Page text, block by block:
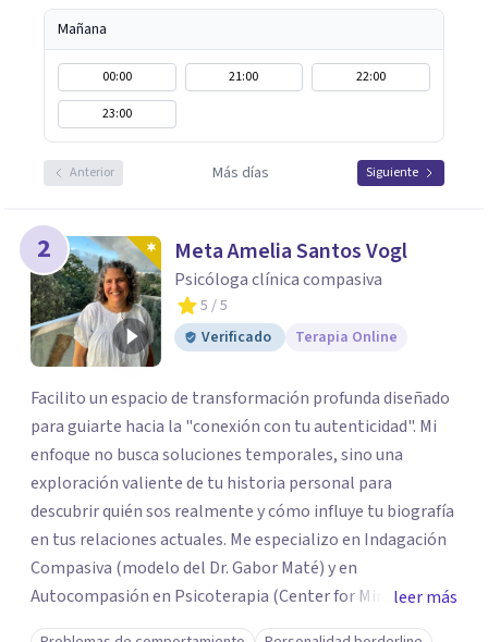
Mañana
00:00 21:00
22:00
23:00
Anterior Más días Siguiente
2 Meta Amelia Santos Vogl
Psicóloga clínica compasiva
5 / 5
Verificado
Terapia Online
Facilito un espacio de transformación profunda diseñado
para guiarte hacia la "conexión con tu autenticidad". Mi
enfoque no busca soluciones temporales, sino una
exploración valiente de tu historia personal para
descubrir quién sos realmente y cómo influye tu biografía
en tus relaciones actuales. Me especializo en Indagación
Compasiva (modelo del Dr. Gabor Maté) y en
Autocompasión en Psicoterapia (Center for Mindful Self-
Compassion). Mi enfoque integra Mindfulness para
leer más